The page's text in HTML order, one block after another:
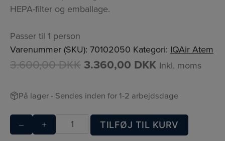
HEPA-filter og emballage.
Passer til 1 person
Varenummer (SKU): 70102050 Kategori: IQAir Atem
3.600,00DKK 3.360,00 DKK Inkl. moms
På lager- Sendes inden for 1-2 arbejdsdage
–
IQAir
Atem
+ TILFØJ TIL KURV